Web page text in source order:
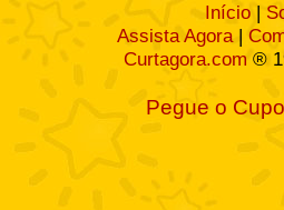
Início |
Assista Agora|
Curtagora.com ®
Pegue o